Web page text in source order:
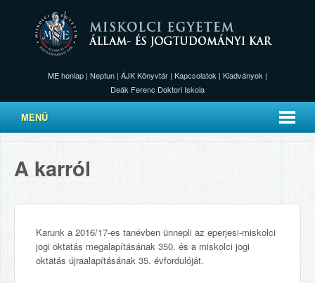
ME honlap | Neptun | ÁJK Könyvtár | Kapcsolatok | Kiadványok |
Deák Ferenc Doktori Iskola
MENÜ
A karról
Karunk a 2016/17-es tanévben ünnepli az eperjesi-miskolci
jogi oktatás megalapításának 350. és a miskolci jogi
oktatás újraalapításának 35. évfordulóját.